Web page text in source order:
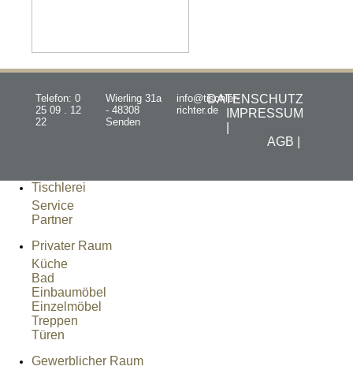
Telefon: 0
25 09 . 12
22
Wierling 31a
- 48308
Senden
info@tischler-
richter.de
DATENSCHUTZ
IMPRESSUM
AGB |
Tischlerei
Service
Partner
Privater Raum
Küche
Bad
Einbaumöbel
Einzelmöbel
Treppen
Türen
Gewerblicher Raum